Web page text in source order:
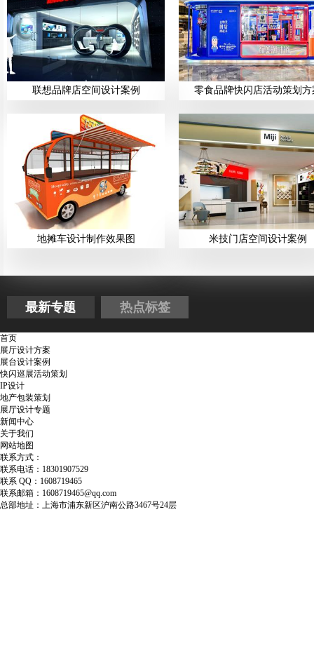
联想品牌店空间设计案例 零食品牌快闪店活动策划方
地摊车设计制作效果图 米技门店空间设计案例
最新专题 热点标签
首页
展厅设计方案
展台设计案例
快闪巡展活动策划
IP设计
地产包装策划
展厅设计专题
新闻中心
关于我们
网站地图
联系方式：
联系电话：18301907529
联系 QQ：1608719465
联系邮箱：1608719465@qq.com
总部地址：上海市浦东新区沪南公路3467号24层